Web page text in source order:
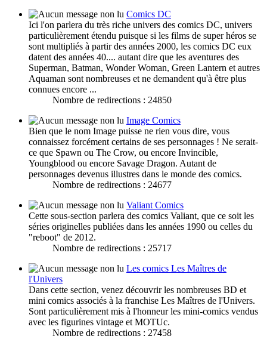
Comics DC
Ici l'on parlera du très riche univers des comics DC, univers
particulièrement étendu puisque si les films de super héros se
sont multipliés à partir des années 2000, les comics DC eux
datent des années 40.... autant dire que les aventures des
Superman, Batman, Wonder Woman, Green Lantern et autres
Aquaman sont nombreuses et ne demandent qu'à être plus
connues encore ...
Nombre de redirections : 24850
Image Comics
Bien que le nom Image puisse ne rien vous dire, vous
connaissez forcément certains de ses personnages ! Ne serait-
ce que Spawn ou The Crow, ou encore Invincible,
Youngblood ou encore Savage Dragon. Autant de
personnages devenus illustres dans le monde des comics.
Nombre de redirections : 24677
Valiant Comics
Cette sous-section parlera des comics Valiant, que ce soit les
séries originelles publiées dans les années 1990 ou celles du
"reboot" de 2012.
Nombre de redirections : 25717
Les comics Les Maîtres de
l'Univers
Dans cette section, venez découvrir les nombreuses BD et
mini comics associés à la franchise Les Maîtres de l'Univers.
Sont particulièrement mis à l'honneur les mini-comics vendus
avec les figurines vintage et MOTUc.
Nombre de redirections : 27458